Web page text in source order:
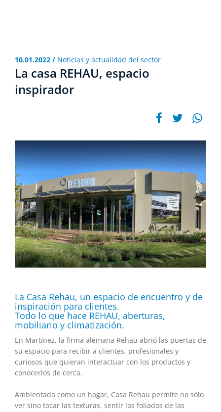
10.01.2022 / Noticias y actualidad del sector
La casa REHAU, espacio
inspirador
La Casa Rehau, un espacio de encuentro y de
inspiración para clientes.
Todo lo que hace REHAU, aberturas,
mobiliario y climatización.
En Martínez, la firma alemana Rehau abrió las puertas de
su espacio para recibir a clientes, profesionales y
curiosos que quieran interactuar con los productos y
conocerlos de cerca.
Ambientada como un hogar, Casa Rehau permite no sólo
ver sino tocar las texturas, sentir los foliados de las